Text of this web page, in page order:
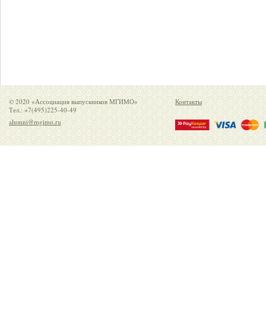
© 2020 «Ассоциация выпускников МГИМО»
Тел.: +7(495)225-40-49
alumni@mgimo.ru
Контакты